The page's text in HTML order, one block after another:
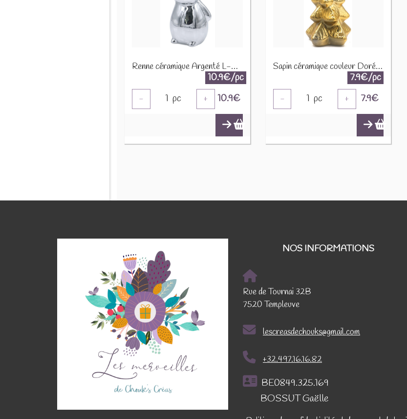
Renne céramique Argenté L-B2.2
10.9€/pc
- 1 pc + 10.9€
Sapin céramique couleur Doré K-C8.2
7.9€/pc
- 1 pc + 7.9€
NOS INFORMATIONS
Rue de Tournai 32B
7520 Templeuve
lescreasdechouks@gmail.com
+32.497.16.16.82
BE0849.325.169
BOSSUT Gaëlle